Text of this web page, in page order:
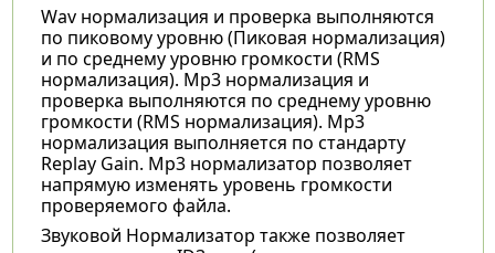
Wav нормализация и проверка выполняются
по пиковому уровню (Пиковая нормализация)
и по среднему уровню громкости (RMS
нормализация). Mp3 нормализация и
проверка выполняются по среднему уровню
громкости (RMS нормализация). Mp3
нормализация выполняется по стандарту
Replay Gain. Mp3 нормализатор позволяет
напрямую изменять уровень громкости
проверяемого файла.
Звуковой Нормализатор также позволяет